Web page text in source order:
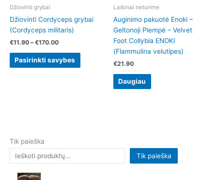
Džiovinti grybai
Džiovinti Cordyceps grybai
(Cordyceps militaris)
€11.90 – €170.00
Pasirinkti savybes
on
Laikinai neturime
Auginimo pakuotė Enoki –
Geltonoji Plempė – Velvet
Foot Collybia ENOKI
(Flammulina velutipes)
€21.90
Daugiau
Tik paieška
Tik paieška